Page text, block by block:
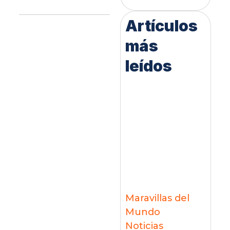
Artículos
más
leídos
Maravillas del
Mundo
Noticias